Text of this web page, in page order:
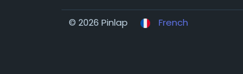
© 2026 Pinlap French